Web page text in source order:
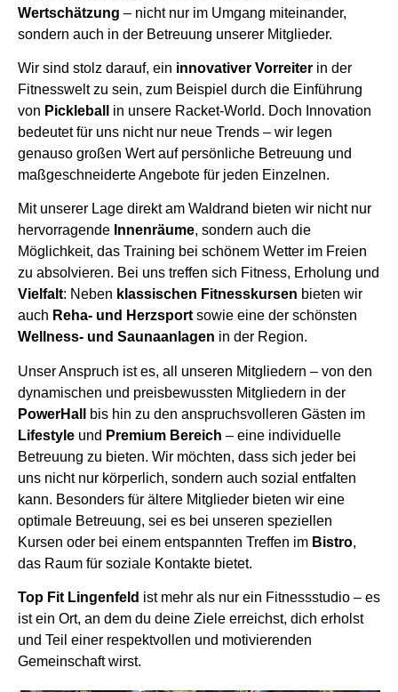
Wertschätzung – nicht nur im Umgang miteinander,
sondern auch in der Betreuung unserer Mitglieder.
Wir sind stolz darauf, ein innovativer Vorreiter in der
Fitnesswelt zu sein, zum Beispiel durch die Einführung
von Pickleball
in unsere Racket-World. Doch Innovation
bedeutet für uns nicht nur neue Trends – wir legen
genauso großen Wert auf persönliche Betreuung und
maßgeschneiderte Angebote für jeden Einzelnen.
Mit unserer Lage direkt am Waldrand bieten wir nicht nur
hervorragende Innenräume, sondern auch die
Möglichkeit, das Training bei schönem Wetter im Freien
zu absolvieren. Bei uns treffen sich Fitness, Erholung und
Vielfalt: Neben klassischen Fitnesskursen bieten wir
auch Reha- und Herzsportsowie eine der schönsten
Wellness- und Saunaanlagen in der Region.
Unser Anspruch ist es, all unseren Mitgliedern – von den
dynamischen und preisbewussten Mitgliedern in der
PowerHall
bis hin zu den anspruchsvolleren Gästen im
Lifestyle und Premium Bereich – eine individuelle
Betreuung zu bieten. Wir möchten, dass sich jeder bei
uns nicht nur körperlich, sondern auch sozial entfalten
kann. Besonders für ältere Mitglieder bieten wir eine
optimale Betreuung, sei es bei unseren speziellen
Kursen oder bei einem entspannten Treffen im Bistro,
das Raum für soziale Kontakte bietet.
Top Fit Lingenfeld ist mehr als nur ein Fitnessstudio – es
ist ein Ort, an dem du deine Ziele erreichst, dich erholst
und Teil einer respektvollen und motivierenden
Gemeinschaft wirst.